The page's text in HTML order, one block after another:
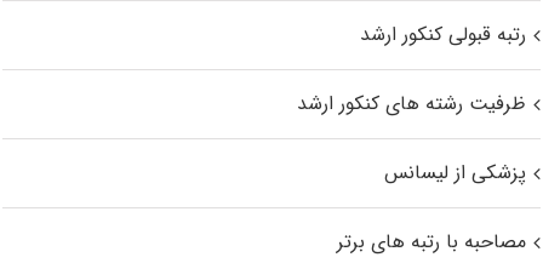
رتبه قبولی کنکور ارشد
ظرفیت رشته های کنکور ارشد
پزشکی از لیسانس
مصاحبه با رتبه های برتر